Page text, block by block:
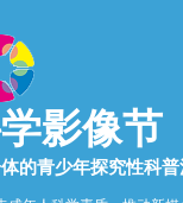
影像节
的青少年探究性科